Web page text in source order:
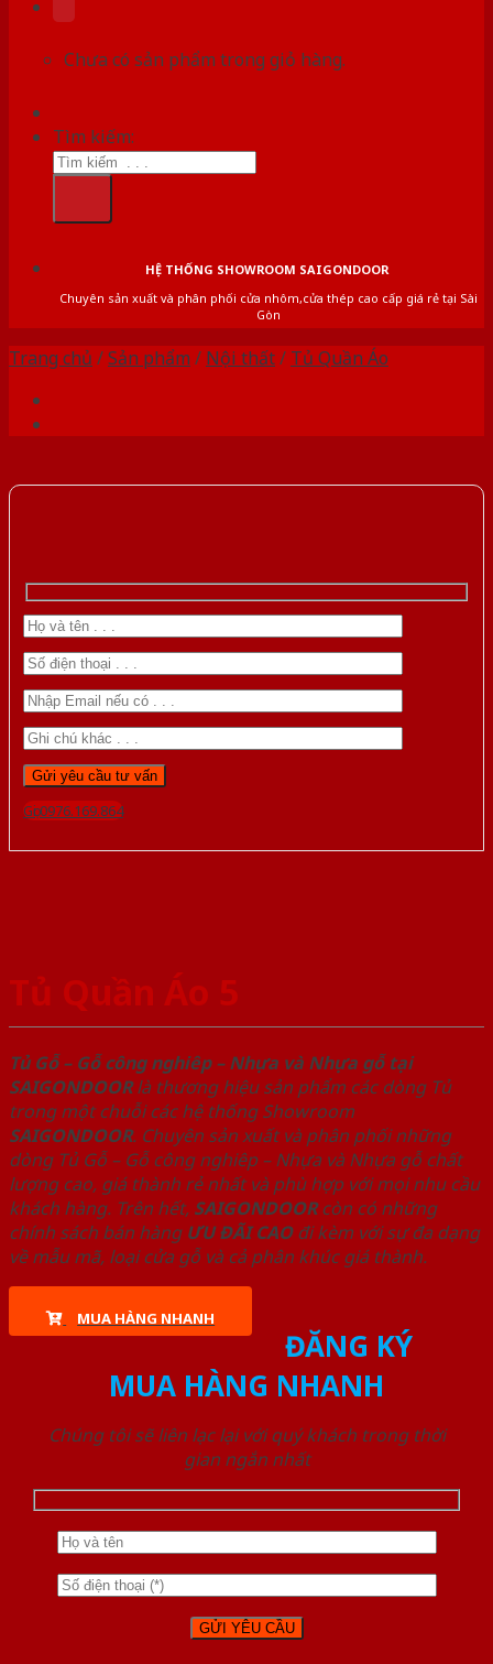
Chưa có sản phẩm trong giỏ hàng.
Tìm kiếm:
HỆ THỐNG SHOWROOM SAIGONDOOR
Chuyên sản xuất và phân phối cửa nhôm,cửa thép cao cấp giá rẻ tại Sài
Gòn
Trang chủ /Sản phẩm / Nội thất/ Tủ Quần Áo
Gọi 0976.169.864
Tủ Quần Áo 5
Tủ Gỗ – Gỗ công nghiêp – Nhựa và Nhựa gỗ tại
SAIGONDOORlà thương hiệu sản phẩm các dòng Tủ
trong một chuỗi các hệ thống Showroom
SAIGONDOOR. Chuyên sản xuất và phân phối những
dòng Tủ Gỗ – Gỗ công nghiêp – Nhựa và Nhựa gỗ chất
lượng cao, giá thành rẻ nhất và phù hợp với mọi nhu cầu
khách hàng. Trên hết, SAIGONDOORcòn có những
chính sách bán hàng ƯU ĐÃI CAOđi kèm với sự đa dạng
về mẫu mã, loại cửa gỗ và cả phân khúc giá thành.
MUA HÀNG NHANH
ĐĂNG KÝ
MUA HÀNG NHANH
Chúng tôi sẽ liên lạc lại với quý khách trong thời
gian ngắn nhất